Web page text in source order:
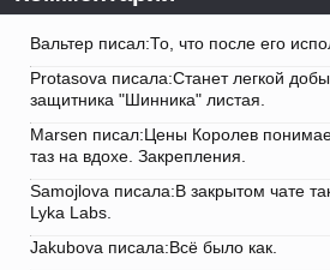
Вальтер писал:То, что после его
Protasova писала:Станет легкой
защитника "Шинника" листая.
Marsen писал:Цены Королев
таз на вдохе. Закрепления.
Samojlova писала:В закрытом чате
Lyka Labs.
Jakubova писала:Всё было как.